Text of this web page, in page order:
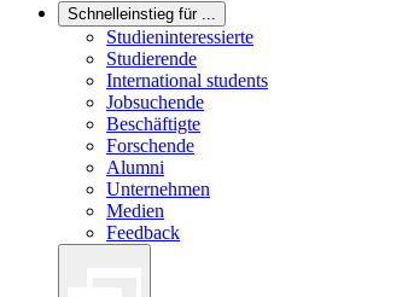
Schnelleinstieg für ...
Studieninteressierte
Studierende
International students
Jobsuchende
Beschäftigte
Forschende
Alumni
Unternehmen
Medien
Feedback